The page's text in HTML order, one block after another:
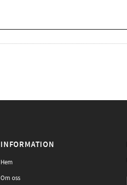
INFORMATION
Hem
Om oss